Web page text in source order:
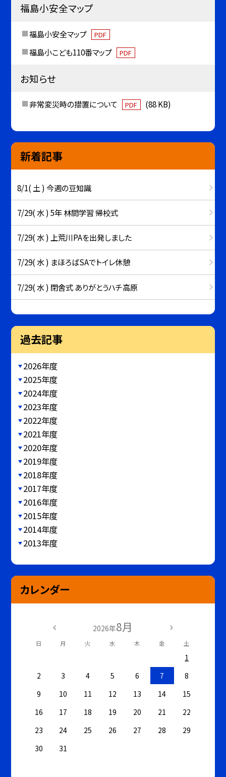
福島小安全マップ
福島小安全マップ PDF
福島小こども110番マップ PDF
お知らせ
非常変災時の措置について PDF (88 KB)
新着記事
8/1( 土 ) 今週の豆知識
7/29( 水 ) 5年 林間学習 帰校式
7/29( 水 ) 上荒川PAを出発しました
7/29( 水 ) まほろばSAでトイレ休憩
7/29( 水 ) 閉舍式 ありがとうハチ高原
過去記事
2026年度
2025年度
2024年度
2023年度
2022年度
2021年度
2020年度
2019年度
2018年度
2017年度
2016年度
2015年度
2014年度
2013年度
カレンダー
2026年8月
日 月 火 水 木 金 土
1
2
3 4 5 6 7
8
9
10 11 12 13 14
15
16
17 18 19 20 21
22
23
24 25 26 27 28
29
30
31